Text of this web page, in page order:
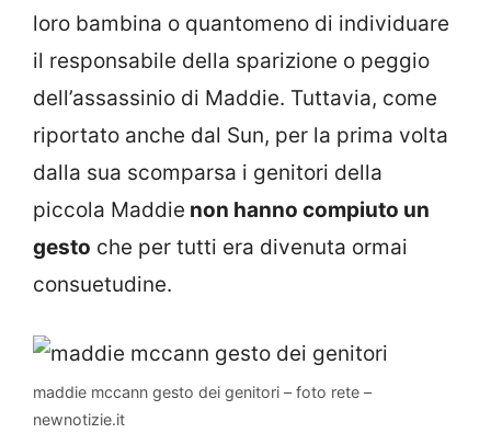
loro bambina o quantomeno di individuare
il responsabile della sparizione o peggio
dell’assassinio di Maddie. Tuttavia, come
riportato anche dal Sun, per la prima volta
dalla sua scomparsa i genitori della
piccola Maddie non hanno compiuto un
gesto che per tutti era divenuta ormai
consuetudine.
maddie mccann gesto dei genitori – foto rete –
newnotizie.it